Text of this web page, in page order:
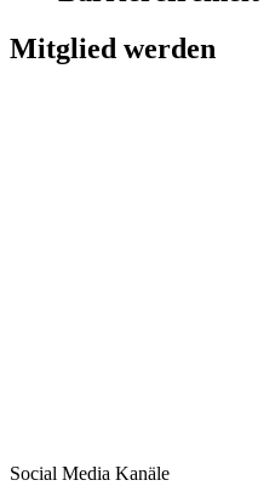
Mitglied werden
Social Media Kanäle